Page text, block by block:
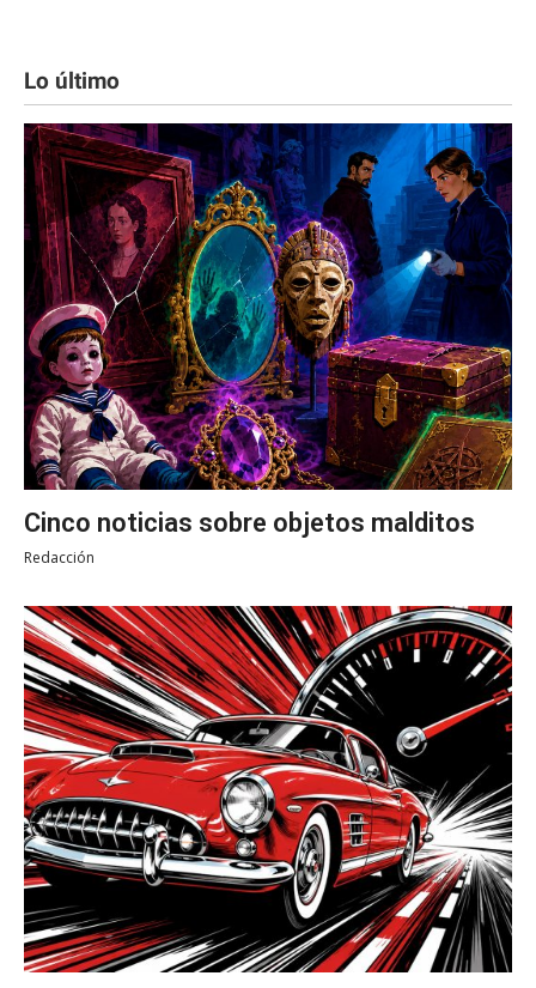
Lo último
Cinco noticias sobre objetos malditos
Redacción